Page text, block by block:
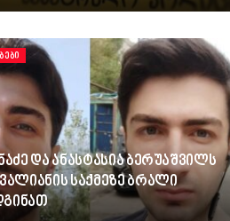
და ანასტასია ბერუაშვილს
საქმეზე ბრალი